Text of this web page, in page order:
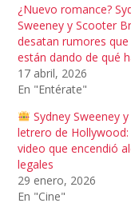
¿Nuevo romance?
Sweeney y Scooter
desatan rumores que
están dando de qué
17 abril, 2026
En "Entérate"
Sydney Sweeney y
letrero de Hollywood:
video que encendió
legales
29 enero, 2026
En "Cine"